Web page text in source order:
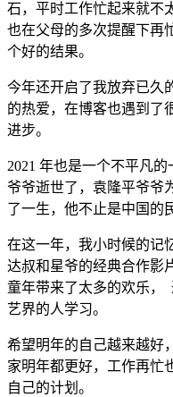
石，平时工作忙起来就不
也在父母的多次提醒下再
个好的结果。
今年还开启了我放弃已久
的热爱，在博客也遇到了
进步。
2021 年也是一个不平凡
爷爷逝世了，袁隆平爷爷
了一生，他不止是中国的
在这一年，我小时候的记
达叔和星爷的经典合作影
童年带来了太多的欢乐，
艺界的人学习。
希望明年的自己越来越好
家明年都更好，工作再忙
自己的计划。